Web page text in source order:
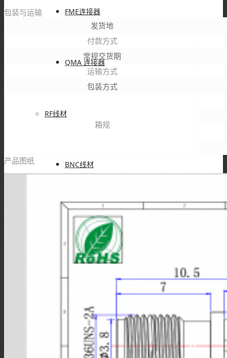
FME连接器
QMA 连接器
RF线材
BNC线材
SMA线材
TNC线材
SMB线材
包装与运输
发货地
付款方式
常规交货期
运输方式
包装方式
箱规
产品图纸